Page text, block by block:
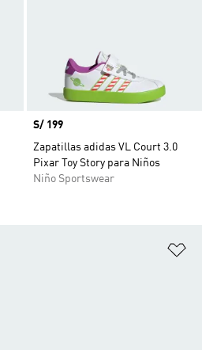
Precio
S/ 199
Zapatillas adidas VL Court 3.0
Pixar Toy Story para Niños
Niño Sportswear